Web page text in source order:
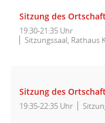
Sitzung des
19:30-21:35 Uhr
Sitzungssaal, Rathaus
Sitzung des
19:35-22:35 Uhr